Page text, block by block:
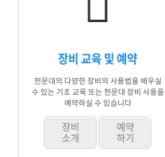
장비 교육 및 예약
천문대의 다양한 장비의 사용법을 배우실
수 있는 기초 교육 또는 천문대 장비 사용을
예약하실 수 있습니다
장비
소개
예약
하기